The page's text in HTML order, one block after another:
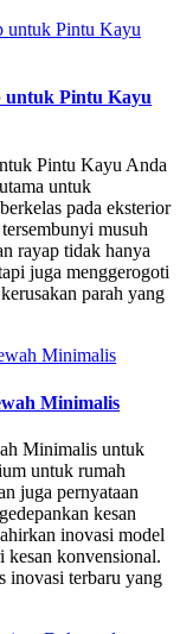
untuk Pintu Kayu
Pintu Kayu Anda
untuk
pada eksterior
musuh
rayap tidak hanya
juga menggerogoti
parah yang
Minimalis
Minimalis untuk
untuk rumah
juga pernyataan
kesan
inovasi model
kesan konvensional.
inovasi terbaru yang